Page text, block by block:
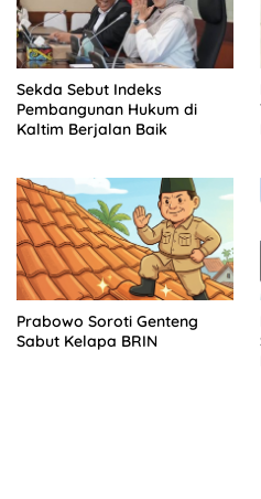
Sekda Sebut Indeks
Pembangunan Hukum di
Kaltim Berjalan Baik
Prabowo Soroti Genteng
Sabut Kelapa BRIN